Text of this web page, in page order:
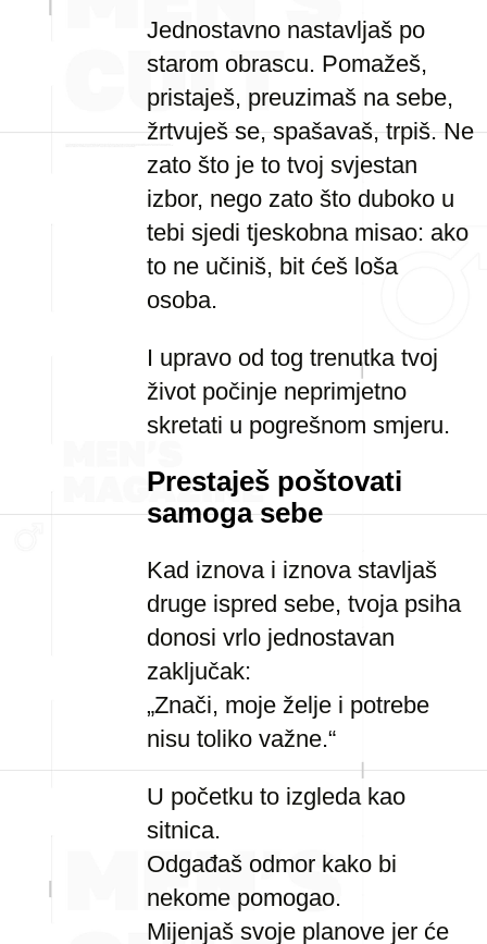
Jednostavno nastavljaš po
starom obrascu. Pomažeš,
pristaješ, preuzimaš na sebe,
žrtvuješ se, spašavaš, trpiš. Ne
zato što je to tvoj svjestan
izbor, nego zato što duboko u
tebi sjedi tjeskobna misao: ako
to ne učiniš, bit ćeš loša
osoba.
I upravo od tog trenutka tvoj
život počinje neprimjetno
skretati u pogrešnom smjeru.
Prestaješ poštovati
samoga sebe
Kad iznova i iznova stavljaš
druge ispred sebe, tvoja psiha
donosi vrlo jednostavan
zaključak:
„Znači, moje želje i potrebe
nisu toliko važne.“
U početku to izgleda kao
sitnica.
Odgađaš odmor kako bi
nekome pomogao.
Mijenjaš svoje planove jer će